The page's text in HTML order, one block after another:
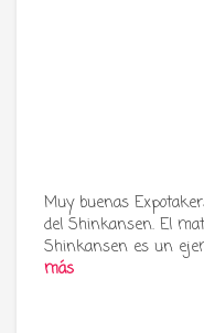
Muy buenas
del Shinkansen. El
Shinkansen es un
más